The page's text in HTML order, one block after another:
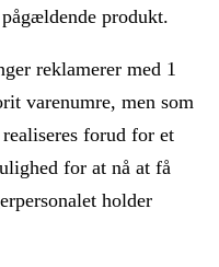
produkt.
reklamerer med 1
varenumre, men som
forud for et
for at nå at få
holder